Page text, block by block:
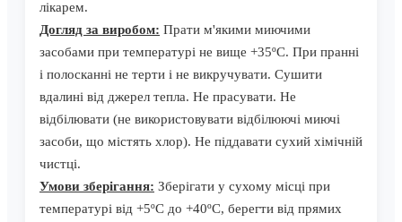
лікарем.
Догляд за виробом: Прати м'якими миючими
засобами при температурі не вище +35ºС. При пранні
і полосканні не терти і не викручувати. Сушити
вдалині від джерел тепла. Не прасувати. Не
відбілювати (не використовувати відбілюючі миючі
засоби, що містять хлор). Не піддавати сухий хімічній
чистці.
Умови зберігання: Зберігати у сухому місці при
температурі від +5ºС до +40ºС, берегти від прямих